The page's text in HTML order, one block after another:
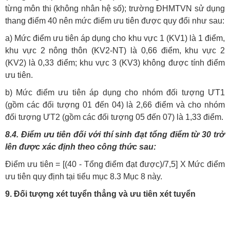
từng môn thi (không nhân hệ số); trường ĐHMTVN sử dụng
thang điểm 40 nên mức điểm ưu tiên được quy đổi như sau:
a) Mức điểm ưu tiên áp dụng cho khu vực 1 (KV1) là 1 điểm,
khu vực 2 nông thôn (KV2-NT) là 0,66 điểm, khu vực 2
(KV2) là 0,33 điểm; khu vực 3 (KV3) không được tính điểm
ưu tiên.
b) Mức điểm ưu tiên áp dụng cho nhóm đối tượng ƯT1
(gồm các đối tượng 01 đến 04) là 2,66 điểm và cho nhóm
đối tượng ƯT2 (gồm các đối tượng 05 đến 07) là 1,33 điểm.
8.4. Điểm ưu tiên đối với thí sinh đạt tổng điểm từ 30 trở
lên được xác định theo công thức sau:
Điểm ưu tiên = [(40 - Tổng điểm đạt được)/7,5] X Mức điểm
ưu tiên quy định tại tiểu mục 8.3 Mục 8 này.
9. Đối tượng xét tuyển thẳng và ưu tiên xét tuyển